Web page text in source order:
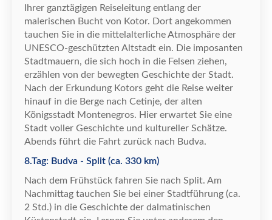
Ihrer ganztägigen Reiseleitung entlang der
malerischen Bucht von Kotor. Dort angekommen
tauchen Sie in die mittelalterliche Atmosphäre der
UNESCO-geschützten Altstadt ein. Die imposanten
Stadtmauern, die sich hoch in die Felsen ziehen,
erzählen von der bewegten Geschichte der Stadt.
Nach der Erkundung Kotors geht die Reise weiter
hinauf in die Berge nach Cetinje, der alten
Königsstadt Montenegros. Hier erwartet Sie eine
Stadt voller Geschichte und kultureller Schätze.
Abends führt die Fahrt zurück nach Budva.
8.Tag: Budva - Split (ca. 330 km)
Nach dem Frühstück fahren Sie nach Split. Am
Nachmittag tauchen Sie bei einer Stadtführung (ca.
2 Std.) in die Geschichte der dalmatinischen